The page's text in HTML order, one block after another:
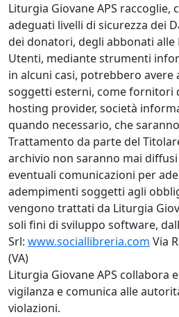
Liturgia Giovane APS raccoglie,
adeguati livelli di sicurezza dei
dei donatori, degli abbonati alle
Utenti, mediante strumenti
in alcuni casi, potrebbero avere
soggetti esterni, come fornitori
hosting provider, società
quando necessario, che
Trattamento da parte del
archivio non saranno mai
eventuali comunicazioni per
adempimenti soggetti agli
vengono trattati da Liturgia
soli fini di sviluppo software,
Srl: www.sociallibreria.com Via
(VA)
Liturgia Giovane APS collabora
vigilanza e comunica alle
violazioni.